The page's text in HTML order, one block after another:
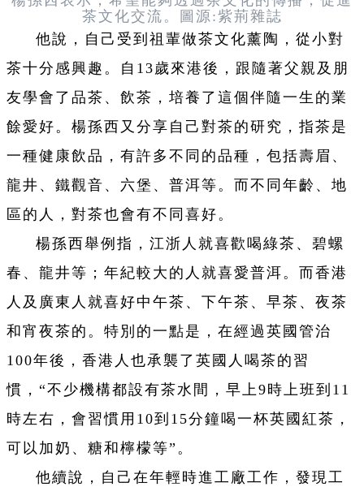
茶文化交流。圖源:紫荊雜誌
他說，自己受到祖輩做茶文化薰陶，從小對
茶十分感興趣。自13歲來港後，跟隨著父親及朋
友學會了品茶、飲茶，培養了這個伴隨一生的業
餘愛好。楊孫西又分享自己對茶的研究，指茶是
一種健康飲品，有許多不同的品種，包括壽眉、
龍井、鐵觀音、六堡、普洱等。而不同年齡、地
區的人，對茶也會有不同喜好。
楊孫西舉例指，江浙人就喜歡喝綠茶、碧螺
春、龍井等；年紀較大的人就喜愛普洱。而香港
人及廣東人就喜好中午茶、下午茶、早茶、夜茶
和宵夜茶的。特別的一點是，在經過英國管治
100年後，香港人也承襲了英國人喝茶的習
慣，“不少機構都設有茶水間，早上9時上班到11
時左右，會習慣用10到15分鐘喝一杯英國紅茶，
可以加奶、糖和檸檬等”。
他續說，自己在年輕時進工廠工作，發現工